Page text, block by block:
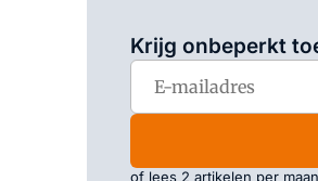
Krijg onbeperkt
of lees 2 artikelen per